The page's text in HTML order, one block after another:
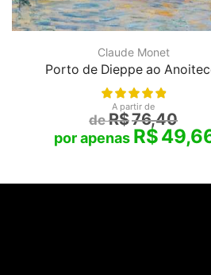
Claude Monet
Porto de Dieppe ao
A partir de
R$76,40
R$